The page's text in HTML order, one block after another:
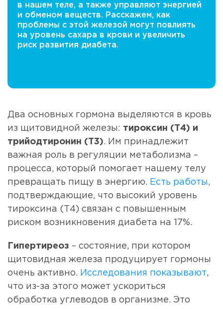
в нашем теле, а также управляют энергией
и обменом веществ. Расскажем, как
проблемы с этой железой могут повлиять
на уровень сахара в крови и увеличить
риск развития диабета.
Два основных гормона выделяются в кровь
из щитовидной железы: тироксин (Т4) и
трийодтиронин (Т3). Им принадлежит
важная роль в регуляции метаболизма –
процесса, который помогает нашему телу
превращать пищу в энергию. Есть работы,
подтверждающие, что высокий уровень
тироксина (T4) связан с повышенным
риском возникновения диабета на 17%.
Гипертиреоз – состояние, при котором
щитовидная железа продуцирует гормоны
очень активно. Исследования показывают,
что из-за этого может ускориться
обработка углеводов в организме. Это